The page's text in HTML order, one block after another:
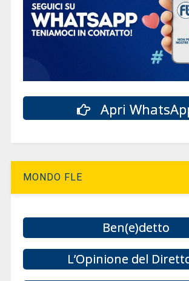
Apri
MONDO FLE
Ben(e)detto
L’Opinione del